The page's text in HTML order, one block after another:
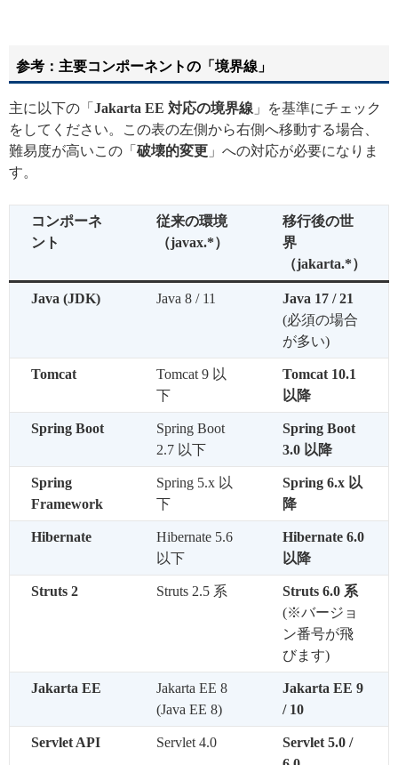
参考：主要コンポーネントの「境界線」
主に以下の「 Jakarta EE 対応の境界線 」を基準にチェック
をしてください。この表の左側から右側へ移動する場合、
難易度が高いこの「 破壊的変更 」への対応が必要になりま
す。
コンポーネ
ント
従来の環境
（javax.*）
移行後の世
界
（jakarta.*）
Java (JDK) Java 8 / 11
Java 17 / 21
(必須の場合
が多い)
Tomcat
Tomcat 9 以
下
Tomcat 10.1
以降
Spring Boot
Spring Boot
2.7 以下
Spring Boot
3.0 以降
Spring
Framework
Spring 5.x 以
下
Spring 6.x 以
降
Hibernate
Hibernate 5.6
以下
Hibernate 6.0
以降
Struts 2 Struts 2.5 系
Struts 6.0 系
(※バージョ
ン番号が飛
びます)
Jakarta EE
Jakarta EE 8
(Java EE 8)
Jakarta EE 9
/ 10
Servlet API Servlet 4.0
Servlet 5.0 /